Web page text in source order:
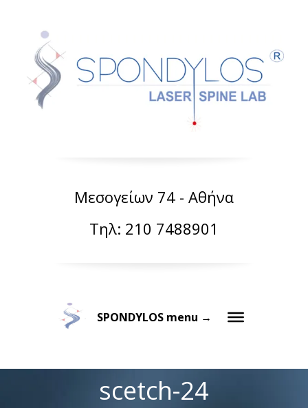
Μεσογείων 74 - Αθήνα
Τηλ: 210 7488901
SPONDYLOS menu →
scetch-24